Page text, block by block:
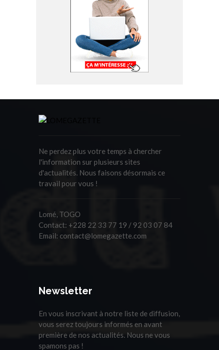
Ne perdez plus votre temps à chercher
l'information sur plusieurs sites
d'actualités. Nous faisons désormais ce
travail pour vous !
Lomé, TOGO
Contact: +228 22 33 77 19 / 92 03 07 84
Email: contact@lomegazette.com
Newsletter
En vous inscrivant à notre liste de diffusion,
vous serez toujours informés en avant
première de nos actualités. Nous ne vous
spamons pas !